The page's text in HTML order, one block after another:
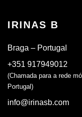
IRINAS B
Braga – Portugal
+351 917949012
(Chamada para a rede
Portugal)
info@irinasb.com